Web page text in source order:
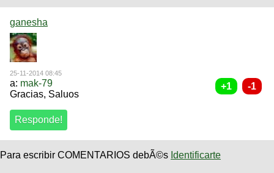
ganesha
25-11-2014 08:45
a: mak-79
Gracias, Saluos
Para escribir COMENTARIOS debÃ©s Identificarte